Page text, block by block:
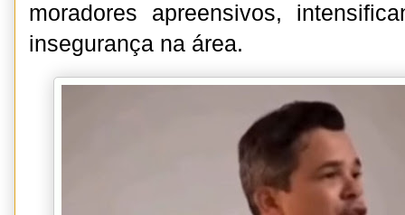
moradores apreensivos,
insegurança na área.